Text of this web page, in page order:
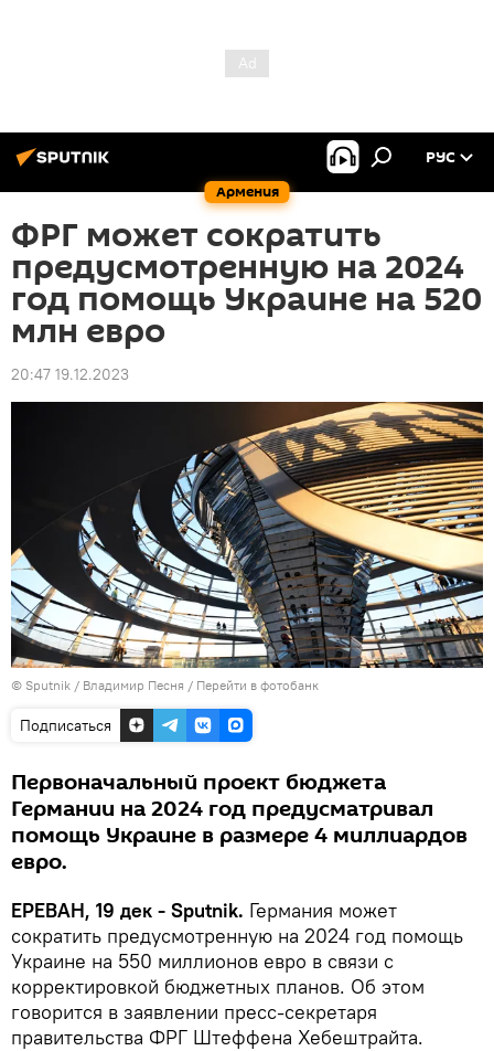
Армения
РУС
ФРГ может сократить
предусмотренную на 2024
год помощь Украине на 520
млн евро
20:47 19.12.2023
© Sputnik / Владимир Песня / Перейти в фотобанк
Подписаться
Первоначальный проект бюджета
Германии на 2024 год предусматривал
помощь Украине в размере 4 миллиардов
евро.
ЕРЕВАН, 19 дек - Sputnik. Германия может
сократить предусмотренную на 2024 год помощь
Украине на 550 миллионов евро в связи с
корректировкой бюджетных планов. Об этом
говорится в заявлении пресс-секретаря
правительства ФРГ Штеффена Хебештрайта.